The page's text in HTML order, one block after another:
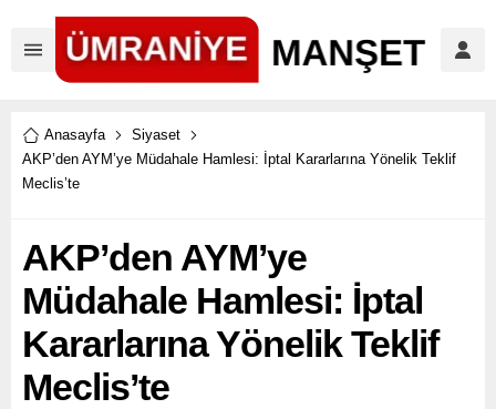
Anasayfa
Siyaset
AKP’den AYM’ye Müdahale Hamlesi: İptal Kararlarına Yönelik Teklif
Meclis’te
AKP’den AYM’ye
Müdahale Hamlesi: İptal
Kararlarına Yönelik Teklif
Meclis’te